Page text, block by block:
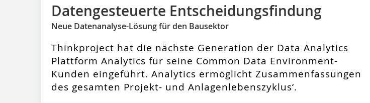
Datengesteuerte Entscheidungsfindung
Neue Datenanalyse-Lösung für den Bausektor
Thinkproject hat die nächste Generation der Data Analytics
Plattform Analytics für seine Common Data Environment-
Kunden eingeführt. Analytics ermöglicht Zusammenfassungen
des gesamten Projekt- und Anlagenlebenszyklus‘.